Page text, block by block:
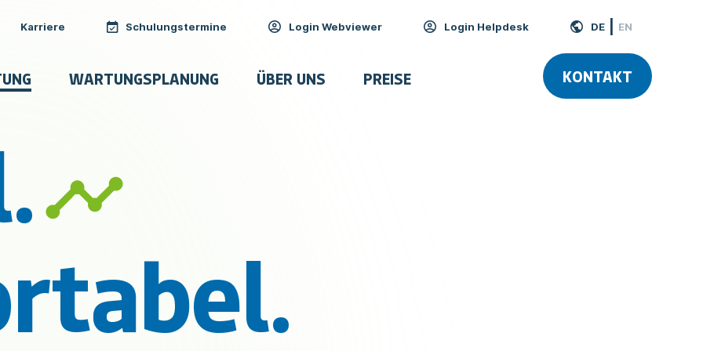
Meta
Navigation
Karriere Schulungstermine Login Webviewer Login Helpdesk DE EN
WARTUNGSPLANUNG ÜBER UNS PREISE KONTAKT